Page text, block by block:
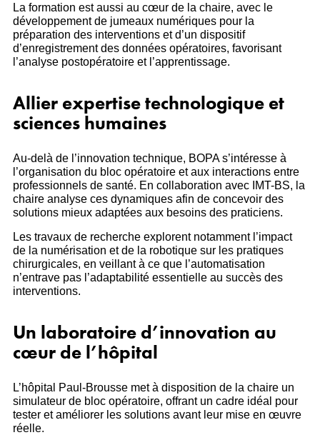
La formation est aussi au cœur de la chaire, avec le
développement de jumeaux numériques pour la
préparation des interventions et d’un dispositif
d’enregistrement des données opératoires, favorisant
l’analyse postopératoire et l’apprentissage.
Allier expertise technologique et
sciences humaines
Au-delà de l’innovation technique, BOPA s’intéresse à
l’organisation du bloc opératoire et aux interactions entre
professionnels de santé. En collaboration avec IMT-BS, la
chaire analyse ces dynamiques afin de concevoir des
solutions mieux adaptées aux besoins des praticiens.
Les travaux de recherche explorent notamment l’impact
de la numérisation et de la robotique sur les pratiques
chirurgicales, en veillant à ce que l’automatisation
n’entrave pas l’adaptabilité essentielle au succès des
interventions.
Un laboratoire d’innovation au
cœur de l’hôpital
L’hôpital Paul-Brousse met à disposition de la chaire un
simulateur de bloc opératoire, offrant un cadre idéal pour
tester et améliorer les solutions avant leur mise en œuvre
réelle.